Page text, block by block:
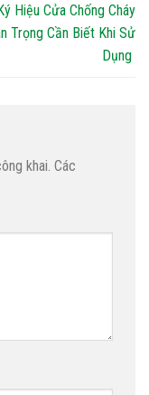
Hiệu Cửa Chống Cháy
Trọng Cần Biết Khi Sử
Dụng
khai. Các